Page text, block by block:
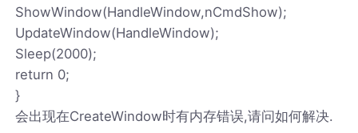
ShowWindow(HandleWindow,nCmdShow);
UpdateWindow(HandleWindow);
Sleep(2000);
return 0;
}
会出现在CreateWindow时有内存错误,请问如何解决.